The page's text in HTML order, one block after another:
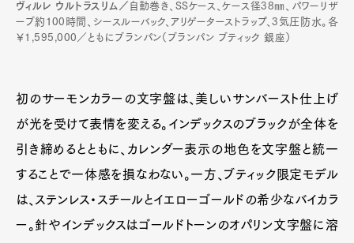
ヴィルレ ウルトラスリム／ 自動巻き、SSケース、ケース径38㎜、パワーリザ
ーブ約100時間、シースルーバック、アリゲーターストラップ、3気圧防水。各
￥1,595,000／ともにブランパン（ブランパン ブティック 銀座）
初のサーモンカラーの文字盤は、美しいサンバースト仕上げ
が光を受けて表情を変える。インデックスのブラックが全体を
引き締めるとともに、カレンダー表示の地色を文字盤と統一
することで一体感を損なわない。一方、ブティック限定モデル
は、ステンレス・スチールとイエローゴールドの希少なバイカラ
ー。針やインデックスはゴールドトーンのオパリン文字盤に溶